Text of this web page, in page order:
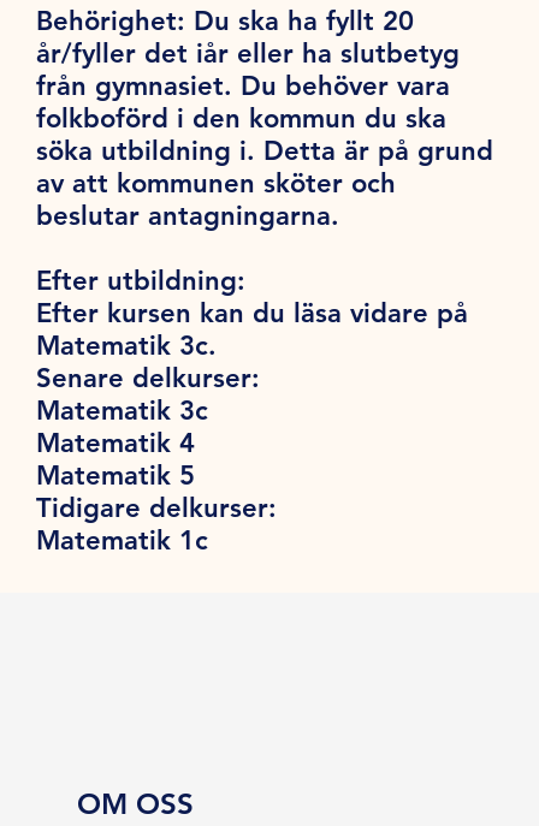
Behörighet: Du ska ha fyllt 20
år/fyller det iår eller ha slutbetyg
från gymnasiet. Du behöver vara
folkboförd i den kommun du ska
söka utbildning i. Detta är på grund
av att kommunen sköter och
beslutar antagningarna.
Efter utbildning:
Efter kursen kan du läsa vidare på
Matematik 3c.
Senare delkurser:
Matematik 3c
Matematik 4
Matematik 5
Tidigare delkurser:
Matematik 1c
OM OSS